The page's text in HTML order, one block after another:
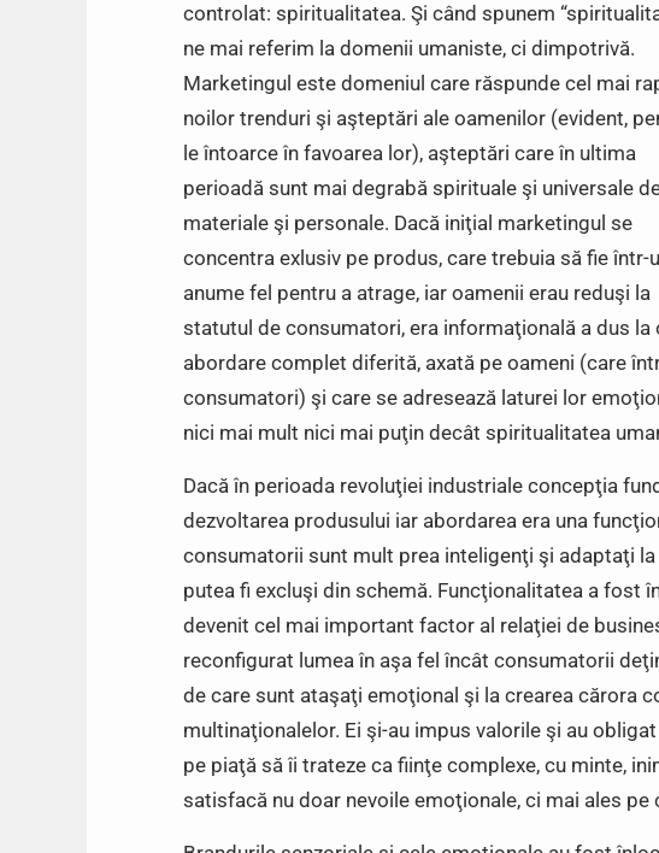
controlat: spiritualitatea. Şi când spunem
ne mai referim la domenii umaniste, ci dimpotrivă.
Marketingul este domeniul care răspunde cel mai
noilor trenduri şi aşteptări ale oamenilor (evident,
le întoarce în favoarea lor), aşteptări care în ultima
perioadă sunt mai degrabă spirituale şi universale
materiale şi personale. Dacă iniţial marketingul se
concentra exlusiv pe produs, care trebuia să fie într-
anume fel pentru a atrage, iar oamenii erau reduşi la
statutul de consumatori, era informaţională a dus la
abordare complet diferită, axată pe oameni (care
consumatori) şi care se adresează laturei lor
nici mai mult nici mai puţin decât spiritualitatea
Dacă în perioada revoluţiei industriale concepţia
dezvoltarea produsului iar abordarea era una
consumatorii sunt mult prea inteligenţi şi adaptaţi
putea fi excluşi din schemă. Funcţionalitatea a fost
devenit cel mai important factor al relaţiei de
reconfigurat lumea în aşa fel încât consumatorii
de care sunt ataşaţi emoţional şi la crearea cărora
multinaţionalelor. Ei şi-au impus valorile şi au
pe piaţă să îi trateze ca fiinţe complexe, cu minte,
satisfacă nu doar nevoile emoţionale, ci mai ales pe